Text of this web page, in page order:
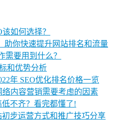
如何选择？
助你快速提升网站排名和流量
需要用到什么？
和优势分析
年 SEO优化排名价格一览
内容营销需要考虑的因素
不齐？看完都懂了!
初步运营方式和推广技巧分享